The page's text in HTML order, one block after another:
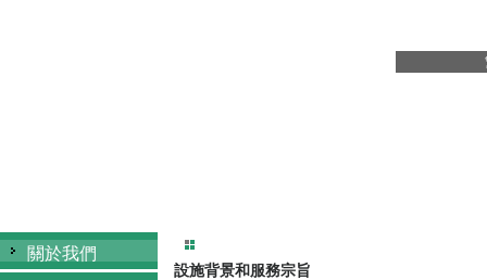
關於我們
設施背景和服務宗旨